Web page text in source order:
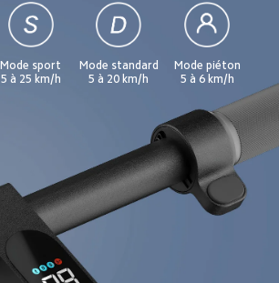
Mode sport
5 à 25 km/h
Mode standard
5 à 20 km/h
Mode piéton
5 à 6 km/h